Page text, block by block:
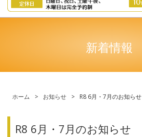
新着情報
ホーム > お知らせ > R8 6月・7月のお知らせ
R8 6月・7月のお知らせ